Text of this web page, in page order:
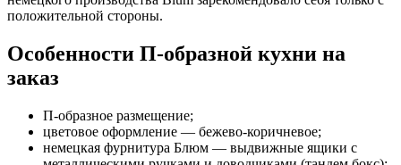
положительной стороны.
Особенности П-образной кухни на
заказ
П-образное размещение;
цветовое оформление — бежево-коричневое;
немецкая фурнитура Блюм — выдвижные ящики с